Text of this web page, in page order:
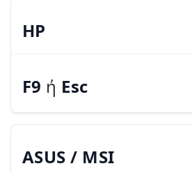
HP
F9 ή Esc
ASUS / MSI